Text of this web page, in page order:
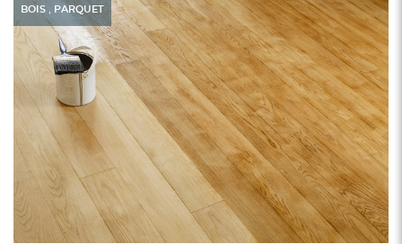
BOIS , PARQUET